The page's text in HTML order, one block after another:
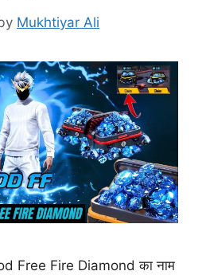
Mukhtiyar Ali
Free Fire Diamond का नाम